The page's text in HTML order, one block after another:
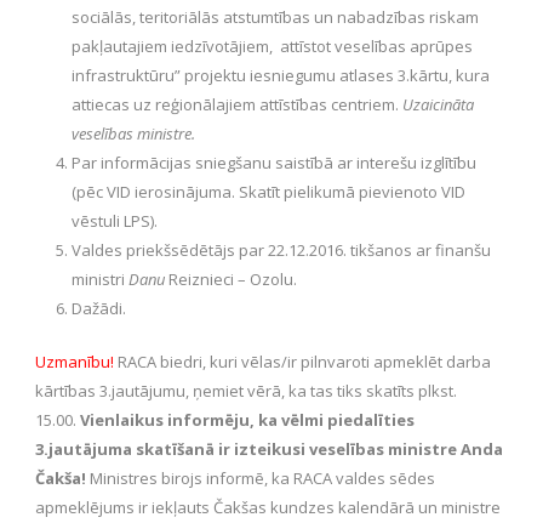
sociālās, teritoriālās atstumtības un nabadzības riskam
pakļautajiem iedzīvotājiem, attīstot veselības aprūpes
infrastruktūru” projektu iesniegumu atlases 3.kārtu, kura
attiecas uz reģionālajiem attīstības centriem. Uzaicināta
veselības ministre.
Par informācijas sniegšanu saistībā ar interešu izglītību
(pēc VID ierosinājuma. Skatīt pielikumā pievienoto VID
vēstuli LPS).
Valdes priekšsēdētājs par 22.12.2016. tikšanos ar finanšu
ministri Danu Reiznieci – Ozolu.
Dažādi.
Uzmanību! RACA biedri, kuri vēlas/ir pilnvaroti apmeklēt darba
kārtības 3.jautājumu, ņemiet vērā, ka tas tiks skatīts plkst.
15.00. Vienlaikus informēju, ka vēlmi piedalīties
3.jautājuma skatīšanā ir izteikusi veselības ministreAnda
Čakša! Ministres birojs informē, ka RACA valdes sēdes
apmeklējums ir iekļauts Čakšas kundzes kalendārā un ministre